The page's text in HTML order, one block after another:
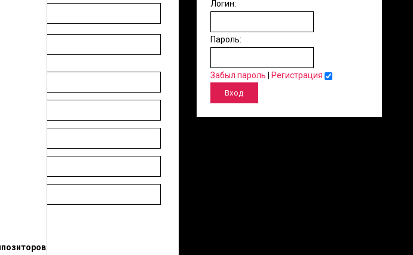
Логин:
Пароль:
Забыл пароль Регистрация